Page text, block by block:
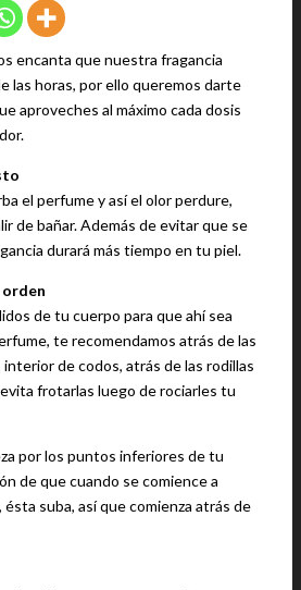
encanta que nuestra fragancia
las horas, por ello queremos darte
aproveches al máximo cada dosis
el perfume y así el olor perdure,
de bañar. Además de evitar que se
durará más tiempo en tu piel.
orden
de tu cuerpo para que ahí sea
te recomendamos atrás de las
de codos, atrás de las rodillas
frotarlas luego de rociarles tu
por los puntos inferiores de tu
de que cuando se comience a
suba, así que comienza atrás de